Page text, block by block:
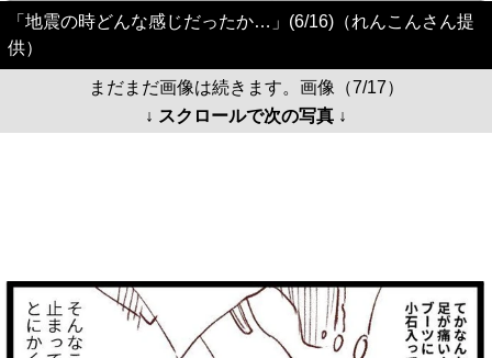
「地震の時どんな感じだったか…」(6/16)（れんこんさん提
供）
まだまだ画像は続きます。画像（7/17）
↓ スクロールで次の写真 ↓